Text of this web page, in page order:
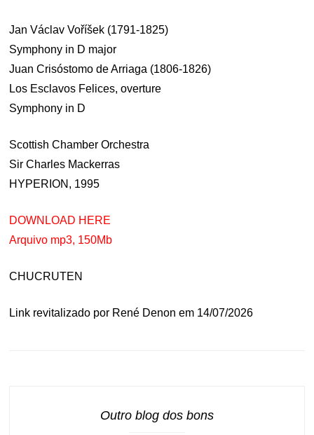
Jan Václav Voříšek (1791-1825)
Symphony in D major
Juan Crisóstomo de Arriaga (1806-1826)
Los Esclavos Felices, overture
Symphony in D
Scottish Chamber Orchestra
Sir Charles Mackerras
HYPERION, 1995
DOWNLOAD HERE
Arquivo mp3, 150Mb
CHUCRUTEN
Link revitalizado por René Denon em 14/07/2026
Outro blog dos bons